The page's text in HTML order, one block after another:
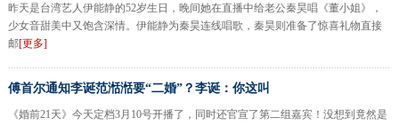
昨天是台湾艺人伊能静的52岁生日，晚间她在直播中给老公秦昊唱《董小姐》，
少女音甜美中又饱含深情。伊能静为秦昊连线唱歌，秦昊则准备了惊喜礼物直接
邮[更多]
傅首尔通知李诞范湉湉要“二婚”？李诞：你这叫
《婚前21天》今天定档3月10号开播了，同时还官宣了第二组嘉宾！没想到竟然是